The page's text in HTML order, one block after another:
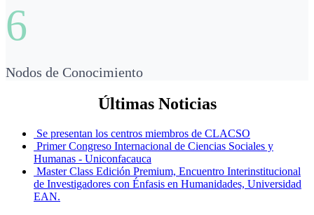
6
Nodos de Conocimiento
Últimas Noticias
Se presentan los centros miembros de CLACSO
Primer Congreso Internacional de Ciencias Sociales y
Humanas - Uniconfacauca
Master Class Edición Premium, Encuentro Interinstitucional
de Investigadores con Énfasis en Humanidades, Universidad
EAN.